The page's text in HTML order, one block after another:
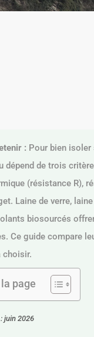
: Pour bien isoler
dépend de trois
(résistance R),
Laine de verre,
biosourcés
Ce guide compare
choisir.
page
juin 2026